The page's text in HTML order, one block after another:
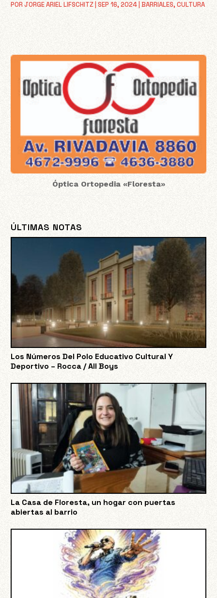
PORJORGE ARIEL LIFSCHITZ |SEP 16, 2024 |BARRIALES,CULTURA
Óptica Ortopedia «Floresta»
ÚLTIMAS NOTAS
Los Números Del Polo Educativo Cultural Y
Deportivo – Rocca / All Boys
La Casa de Floresta, un hogar con puertas
abiertas al barrio